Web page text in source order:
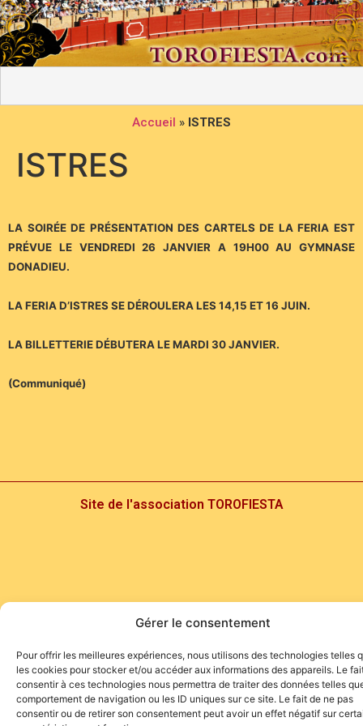
Gérer le consentement
Pour offrir les meilleures expériences, nous utilisons des technologies telles
les cookies pour stocker et/ou accéder aux informations des appareils. Le
consentir à ces technologies nous permettra de traiter des données telles
comportement de navigation ou les ID uniques sur ce site. Le fait de ne pas
consentir ou de retirer son consentement peut avoir un effet négatif sur
Accueil » ISTRES
ISTRES
LA SOIRÉE DE PRÉSENTATION DES CARTELS DE LA FERIA EST
PRÉVUE LE VENDREDI 26 JANVIER A 19H00 AU GYMNASE
DONADIEU.
LA FERIA D’ISTRES SE DÉROULERA LES 14,15 ET 16 JUIN.
LA BILLETTERIE DÉBUTERA LE MARDI 30 JANVIER.
(Communiqué)
Site de l'association TOROFIESTA